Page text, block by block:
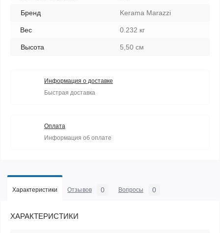
Бренд Kerama Marazzi
Вес 0.232 кг
Высота 5,50 см
Информация о доставке
Быстрая доставка
Оплата
Информация об оплате
Характеристики Отзывов 0 Вопросы 0
ХАРАКТЕРИСТИКИ